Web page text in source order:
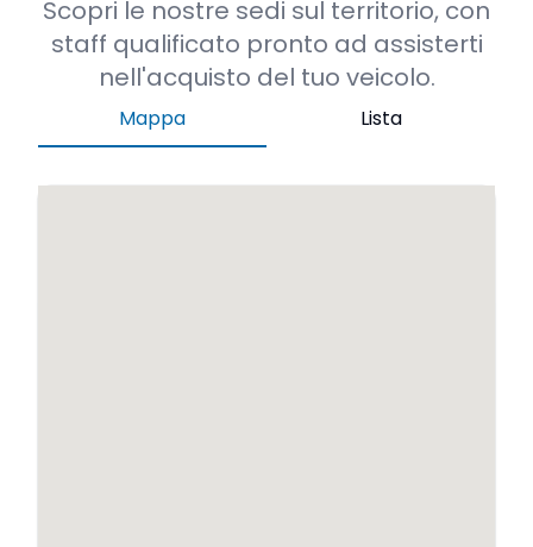
Scopri le nostre sedi sul territorio, con
staff qualificato pronto ad assisterti
nell'acquisto del tuo veicolo.
Mappa Lista